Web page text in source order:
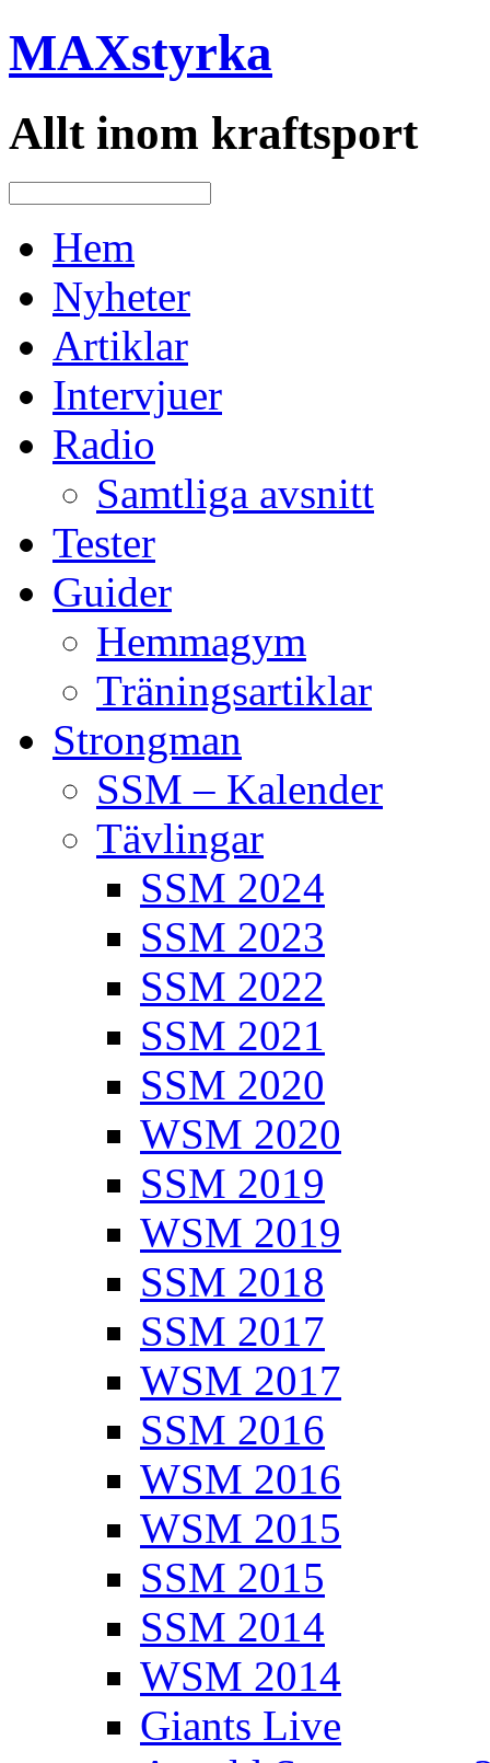
MAXstyrka
Allt inom kraftsport
Hem
Nyheter
Artiklar
Intervjuer
Radio
Samtliga avsnitt
Tester
Guider
Hemmagym
Träningsartiklar
Strongman
SSM – Kalender
Tävlingar
SSM 2024
SSM 2023
SSM 2022
SSM 2021
SSM 2020
WSM 2020
SSM 2019
WSM 2019
SSM 2018
SSM 2017
WSM 2017
SSM 2016
WSM 2016
WSM 2015
SSM 2015
SSM 2014
WSM 2014
Giants Live